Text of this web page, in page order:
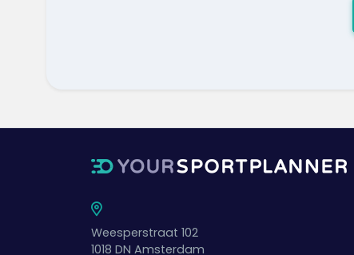
Weesperstraat 102
1018 DN Amsterdam